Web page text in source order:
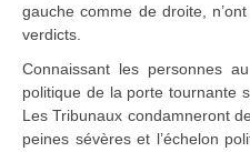
gauche comme de droite,
verdicts.
Connaissant les personnes
politique de la porte tournante
Les Tribunaux condamneront
peines sévères et l’échelon